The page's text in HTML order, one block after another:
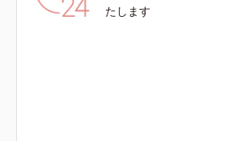
たします